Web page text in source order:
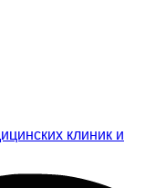
клиник и